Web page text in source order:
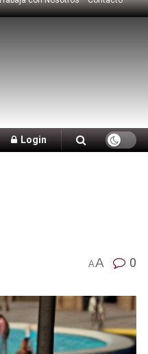
Login
AA 0